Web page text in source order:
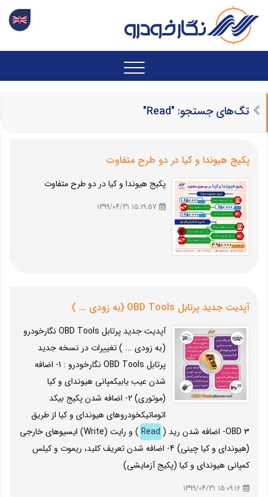
تگ‌های جستجو: "Read"
پکیج هیوندا و کیا در دو طرح متفاوت
پکیج هیوندا و کیا در دو طرح متفاوت
آپدیت جدید پرتابل OBD Tools (به زودی ... )
آپدیت جدید پرتابل OBD Tools نگارخودرو
(به زودی ... ) تغییرات در نسخه جدید
پرتابل OBD Tools نگارخودرو : 1- اضافه
شدن عیب یابیکمپانی هیوندای و کیا
(موتوری) 2- اضافه شدن پکیج بیکد
اتوماتیکخودروهای هیوندای و کیا از طریق
OBD 3- اضافه شدن رید (
Read
) و رایت (Write) ایسیوهای خارجی
(هیوندای و کیا چینی) 4- اضافه شدن تعریف کلید، ریموت و کیلس
کمپانی هیوندای و کیا (پکیج آزمایشی)